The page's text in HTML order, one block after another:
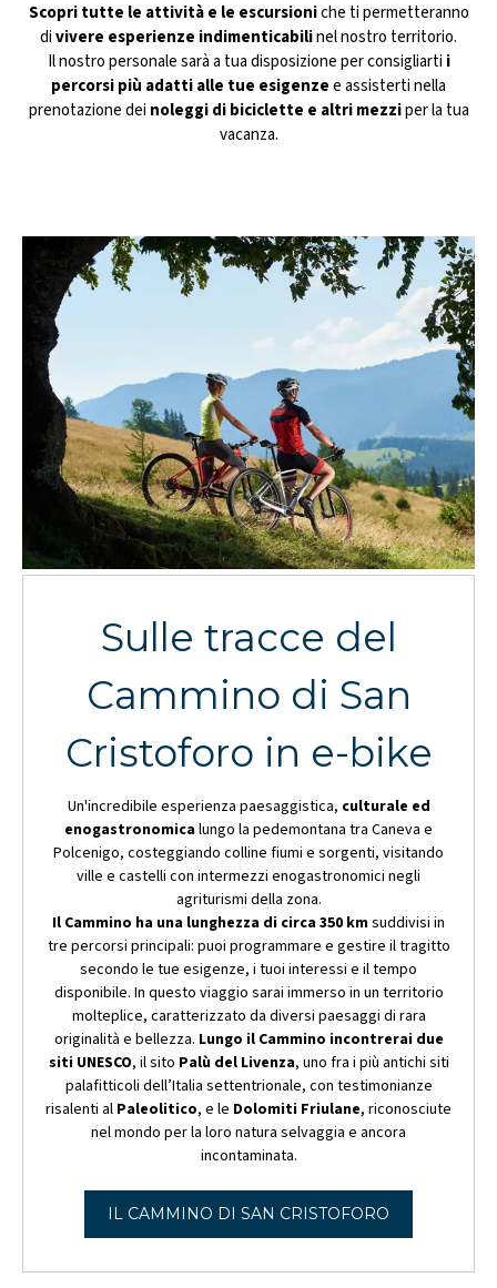
Scopri tutte le attività e le escursioniche ti permetteranno
divivere esperienze indimenticabilinel nostro territorio.
Il nostro personale sarà a tua disposizione per consigliarti i
percorsi più adatti alle tue esigenzee assisterti nella
prenotazione dei noleggi di biciclette e altri mezziper la tua
vacanza.
Sulle tracce del
Cammino di San
Cristoforo in e-bike
Un'incredibile esperienza paesaggistica, culturale ed
enogastronomicalungo la pedemontana tra Caneva e
Polcenigo, costeggiando colline fiumi e sorgenti, visitando
ville e castelli con intermezzi enogastronomici negli
agriturismi della zona.
Il Cammino ha una lunghezza di circa 350 kmsuddivisi in
tre percorsi principali: puoi programmare e gestire il tragitto
secondo le tue esigenze, i tuoi interessi e il tempo
disponibile. In questo viaggio sarai immerso in un territorio
molteplice, caratterizzato da diversi paesaggi di rara
originalità e bellezza. Lungo il Cammino incontrerai due
siti UNESCO, il sito Palù del Livenza, uno fra i più antichi siti
palafitticoli dell’Italia settentrionale, con testimonianze
risalenti al Paleolitico, e le Dolomiti Friulane, riconosciute
nel mondo per la loro natura selvaggia e ancora
incontaminata.
IL CAMMINO DI SAN CRISTOFORO